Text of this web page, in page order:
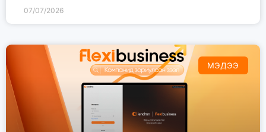
07/07/2026
МЭДЭЭ